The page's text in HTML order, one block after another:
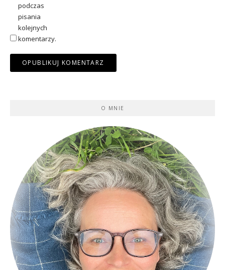
podczas
pisania
kolejnych
komentarzy.
O MNIE